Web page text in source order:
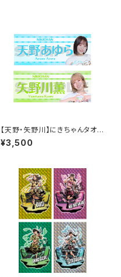
【天野・矢野川】にきちゃんタオル
2026ver.
¥3,500